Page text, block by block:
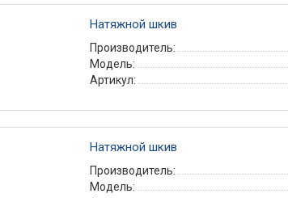
Натяжной шкив
Производитель:
Модель:
Артикул:
Натяжной шкив
Производитель:
Модель: